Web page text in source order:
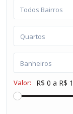
Todos Bairros
Quartos
Banheiros
Valor: R$ 0 a R$